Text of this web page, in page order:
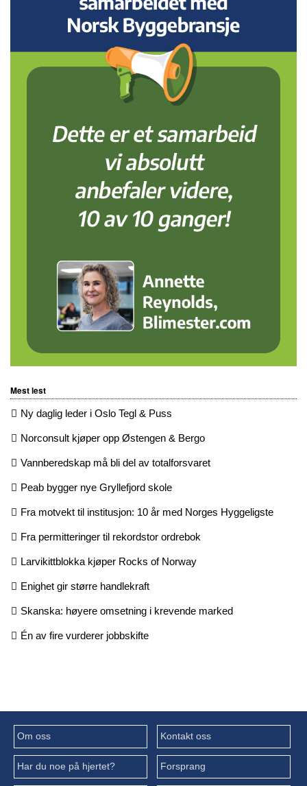
Mest lest
Ny daglig leder i Oslo Tegl & Puss
Norconsult kjøper opp Østengen & Bergo
Vannberedskap må bli del av totalforsvaret
Peab bygger nye Gryllefjord skole
Fra motvekt til institusjon: 10 år med Norges Hyggeligste
Fra permitteringer til rekordstor ordrebok
Larvikittblokka kjøper Rocks of Norway
Enighet gir større handlekraft
Skanska: høyere omsetning i krevende marked
Én av fire vurderer jobbskifte
Om oss Kontakt oss
Har du noe på hjertet? Forsprang